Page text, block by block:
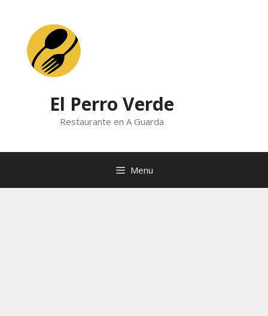
content
El Perro Verde
Restaurante en A Guarda
Menu